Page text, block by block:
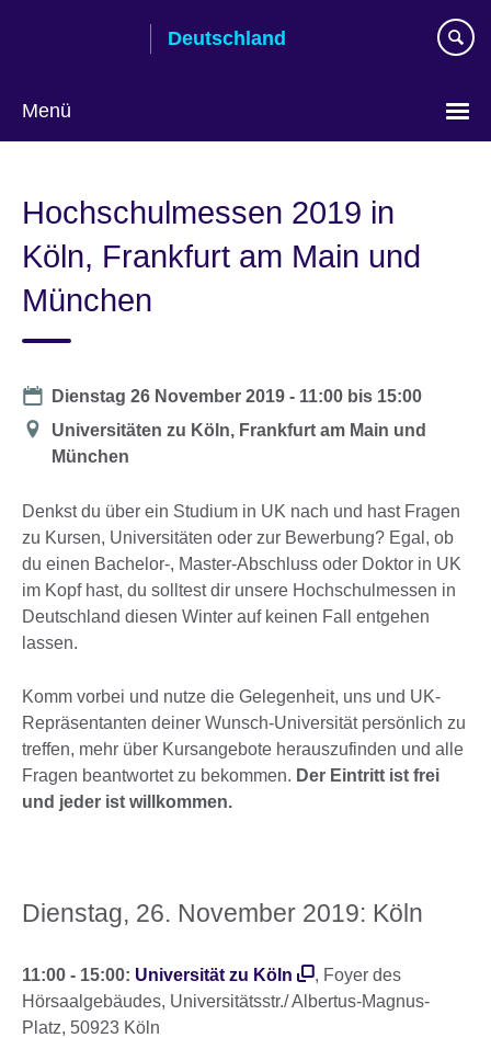
Deutschland
Menü
Hochschulmessen 2019 in
Köln, Frankfurt am Main und
München
Date
Dienstag 26 November 2019 - 11:00 bis 15:00
Location
Universitäten zu Köln, Frankfurt am Main und
München
Denkst du über ein Studium in UK nach und hast Fragen
zu Kursen, Universitäten oder zur Bewerbung? Egal, ob
du einen Bachelor-, Master-Abschluss oder Doktor in UK
im Kopf hast, du solltest dir unsere Hochschulmessen in
Deutschland diesen Winter auf keinen Fall entgehen
lassen.
Komm vorbei und nutze die Gelegenheit, uns und UK-
Repräsentanten deiner Wunsch-Universität persönlich zu
treffen, mehr über Kursangebote herauszufinden und alle
Fragen beantwortet zu bekommen. Der Eintritt ist frei
und jeder ist willkommen.
Dienstag, 26. November 2019: Köln
11:00 - 15:00: Universität zu Köln
, Foyer des
Hörsaalgebäudes, Universitätsstr./ Albertus-Magnus-
Platz, 50923 Köln